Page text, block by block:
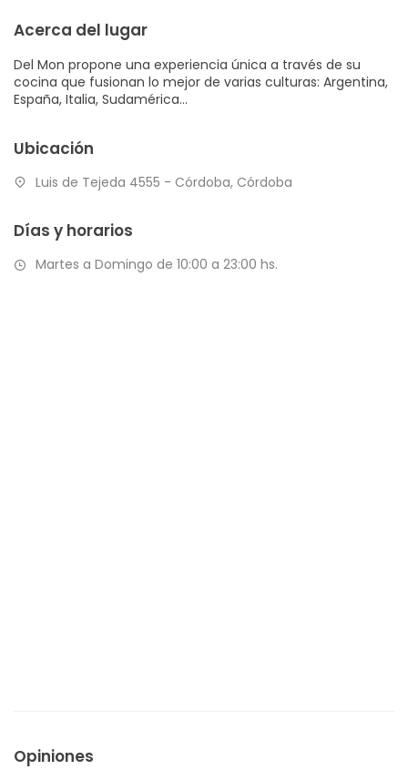
Acerca del lugar
Del Mon propone una experiencia única a través de su
cocina que fusionan lo mejor de varias culturas: Argentina,
España, Italia, Sudamérica...
Ubicación
Luis de Tejeda 4555 - Córdoba, Córdoba
Días y horarios
Martes a Domingo de 10:00 a 23:00 hs.
Opiniones